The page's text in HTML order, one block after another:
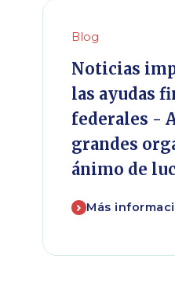
Blog
Noticias
las ayudas
federales -
grandes
ánimo de
Más